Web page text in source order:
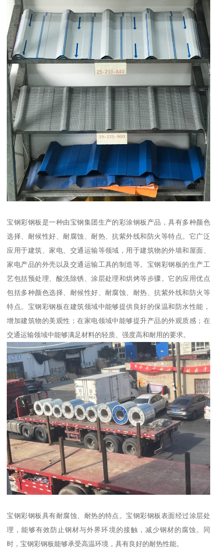
宝钢彩钢板是一种由宝钢集团生产的彩涂钢板产品，具有多种颜色
选择、耐候性好、耐腐蚀、耐热、抗紫外线和防火等特点。它广泛
应用于建筑、家电、交通运输等领域，用于建筑物的外墙和屋面、
家电产品的外壳以及交通运输工具的制造等。宝钢彩钢板的生产工
艺包括预处理、酸洗除锈、涂层处理和烘烤等步骤。它的应用优点
包括多种颜色选择、耐候性好、耐腐蚀、耐热、抗紫外线和防火等
特点。宝钢彩钢板在建筑领域中能够提供良好的保温和防水性能，
增加建筑物的美观性；在家电领域中能够提升产品的外观质感；在
交通运输领域中能够满足材料的轻质、强度高和耐用的要求。
宝钢彩钢板具有耐腐蚀、耐热的特点。宝钢彩钢板表面经过涂层处
理，能够有效防止钢材与外界环境的接触，减少钢材的腐蚀。同
时，宝钢彩钢板能够承受高温环境，具有良好的耐热性能。